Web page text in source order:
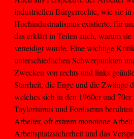
industriellen Bürgerrechte, wie sie in
Hochindustrialismus existierte, für
das erklärt in Teilen auch, warum
verteidigt wurde. Eine wichtige
unterschiedlichen Schwerpunkten
Zwecken von rechts und links
Starrheit, die Enge und die Zwänge
welches sich in den 1960er und
Taylorismus und Fordismus
Arbeiter, oft extrem monotone
Arbeitsplatzsicherheit und das